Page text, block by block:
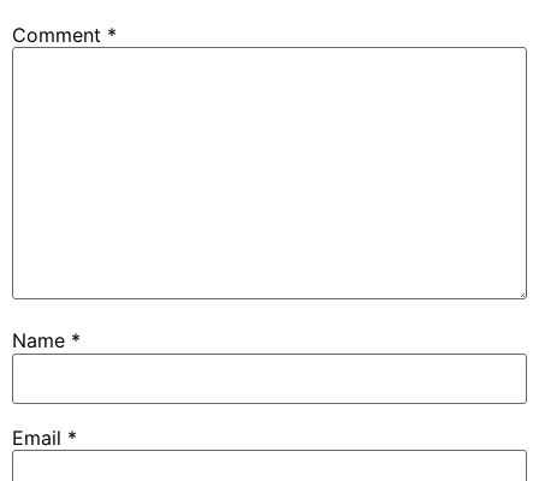
Comment *
Name *
Email *